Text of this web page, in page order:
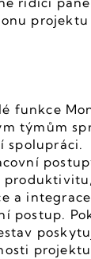
funkce
týmům
spolupráci.
a
postup.